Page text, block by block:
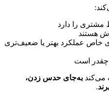
مشتری را دارد
چقدر است
.